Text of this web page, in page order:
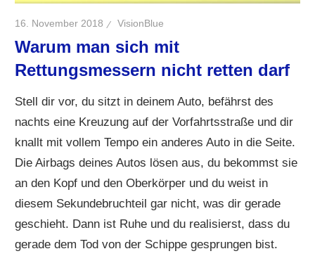
16. November 2018 VisionBlue
Warum man sich mit
Rettungsmessern nicht retten darf
Stell dir vor, du sitzt in deinem Auto, befährst des
nachts eine Kreuzung auf der Vorfahrtsstraße und dir
knallt mit vollem Tempo ein anderes Auto in die Seite.
Die Airbags deines Autos lösen aus, du bekommst sie
an den Kopf und den Oberkörper und du weist in
diesem Sekundebruchteil gar nicht, was dir gerade
geschieht. Dann ist Ruhe und du realisierst, dass du
gerade dem Tod von der Schippe gesprungen bist.